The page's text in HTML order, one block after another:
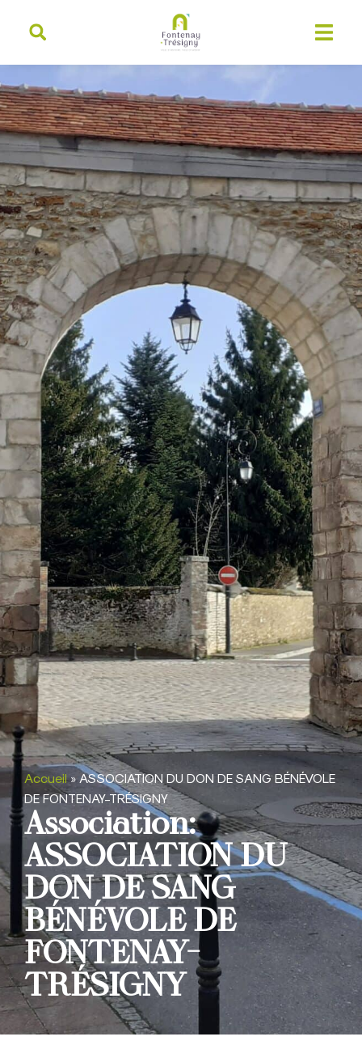
principal
Accueil»ASSOCIATION DU DON DE SANG BÉNÉVOLE
DE FONTENAY-TRÉSIGNY
Association:
ASSOCIATION DU
DON DE SANG
BÉNÉVOLE DE
FONTENAY-
TRÉSIGNY